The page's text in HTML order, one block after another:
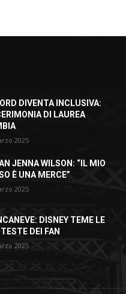
DIVENTA INCLUSIVA:
DI LAUREA
2025
JENNA WILSON: “IL MIO
È UNA MERCE”
2025
DISNEY TEME LE
DEI FAN
2025